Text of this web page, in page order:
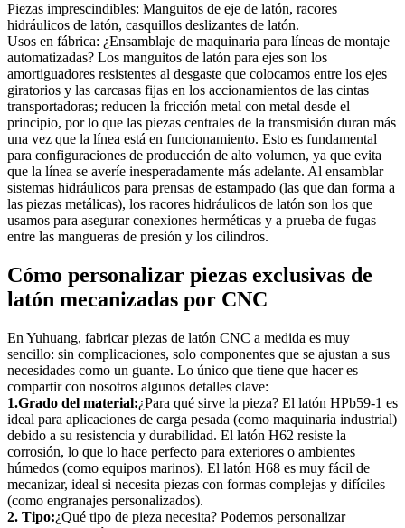
Piezas imprescindibles: Manguitos de eje de latón, racores
hidráulicos de latón, casquillos deslizantes de latón.
Usos en fábrica: ¿Ensamblaje de maquinaria para líneas de montaje
automatizadas? Los manguitos de latón para ejes son los
amortiguadores resistentes al desgaste que colocamos entre los ejes
giratorios y las carcasas fijas en los accionamientos de las cintas
transportadoras; reducen la fricción metal con metal desde el
principio, por lo que las piezas centrales de la transmisión duran más
una vez que la línea está en funcionamiento. Esto es fundamental
para configuraciones de producción de alto volumen, ya que evita
que la línea se averíe inesperadamente más adelante. Al ensamblar
sistemas hidráulicos para prensas de estampado (las que dan forma a
las piezas metálicas), los racores hidráulicos de latón son los que
usamos para asegurar conexiones herméticas y a prueba de fugas
entre las mangueras de presión y los cilindros.
Cómo personalizar piezas exclusivas de
latón mecanizadas por CNC
En Yuhuang, fabricar piezas de latón CNC a medida es muy
sencillo: sin complicaciones, solo componentes que se ajustan a sus
necesidades como un guante. Lo único que tiene que hacer es
compartir con nosotros algunos detalles clave:
1.Grado del material:¿Para qué sirve la pieza? El latón HPb59-1 es
ideal para aplicaciones de carga pesada (como maquinaria industrial)
debido a su resistencia y durabilidad. El latón H62 resiste la
corrosión, lo que lo hace perfecto para exteriores o ambientes
húmedos (como equipos marinos). El latón H68 es muy fácil de
mecanizar, ideal si necesita piezas con formas complejas y difíciles
(como engranajes personalizados).
2. Tipo:¿Qué tipo de pieza necesita? Podemos personalizar